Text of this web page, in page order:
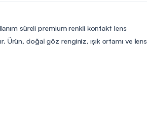
süreli premium renkli kontakt lens
Ürün, doğal göz renginiz, ışık ortamı ve lens